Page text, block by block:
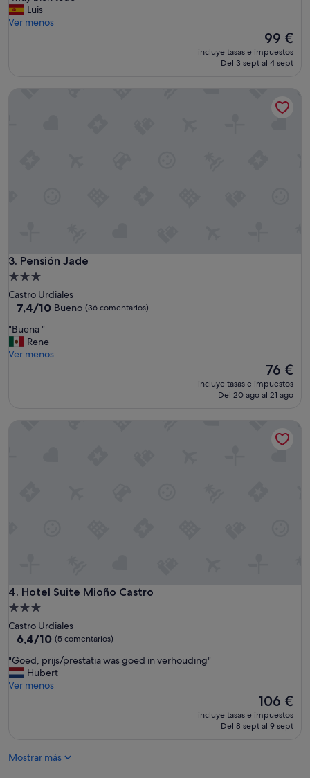
Muy
bueno,
M
u
Luis
Ver menos
El
precio
actual
99 €
incluye tasas e impuestos
Del 3 sept al 4 sept
3. Pensión Jade
Pensión Jade
Alojamiento
de
3.0 estrellas
Castro Urdiales
7.4
10,
Bueno,
(36 comentarios)
7,4/10 Bueno (36 comentarios)
"
u
"Buena "
Rene
Ver menos
El
precio
actual
76 €
incluye tasas e impuestos
Del 20 ago al 21 ago
4. Hotel Suite Mioño Castro
Hotel Suite Mioño Castro
Alojamiento
de
3.0 estrellas
Castro Urdiales
6.4
10,
(5 comentarios)
6,4/10 (5 comentarios)
"
G
o
i
"Goed, prijs/prestatia was goed in verhouding"
Hubert
Ver menos
El
precio
actual
106 €
incluye tasas e impuestos
Del 8 sept al 9 sept
Mostrar más